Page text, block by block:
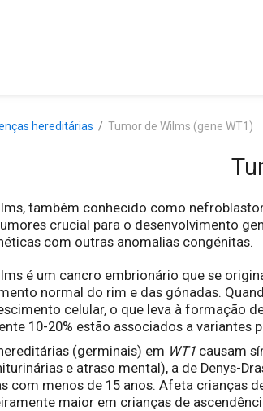
hereditárias Tumor de Wilms (gene WT1)
também conhecido como
crucial para o desenvolvimento
com outras anomalias congénitas.
é um cancro embrionário que se
normal do rim e das gónadas.
celular, o que leva à formação
10-20% estão associados a variantes
(germinais) em WT1causam
e atraso mental), a de Denys-
com menos de 15 anos. Afeta crianças
maior em crianças de